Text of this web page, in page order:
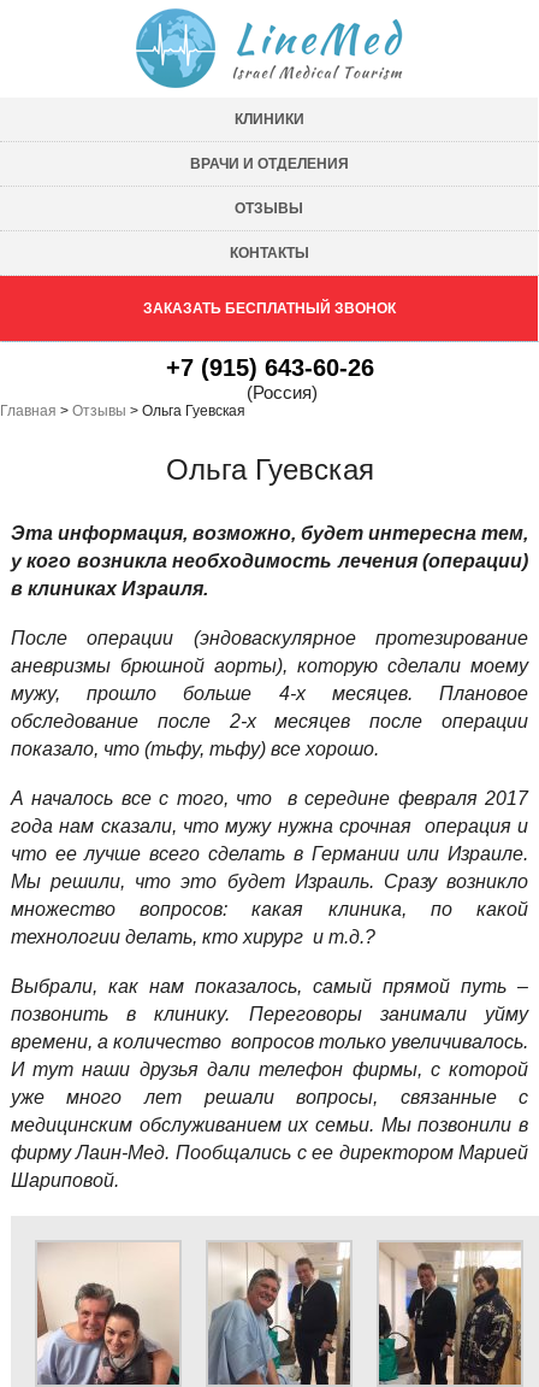
КЛИНИКИ
ВРАЧИ И ОТДЕЛЕНИЯ
ОТЗЫВЫ
КОНТАКТЫ
ЗАКАЗАТЬ БЕСПЛАТНЫЙ ЗВОНОК
+7 (915) 643-60-26
(Россия)
Главная > Отзывы > Ольга Гуевская
Ольга Гуевская
Эта информация, возможно, будет интересна тем,
у кого возникла необходимость лечения (операции)
в клиниках Израиля.
После операции (эндоваскулярное протезирование
аневризмы брюшной аорты), которую сделали моему
мужу, прошло больше 4-х месяцев. Плановое
обследование после 2-х месяцев после операции
показало, что (тьфу, тьфу) все хорошо.
А началось все с того, что в середине февраля 2017
года нам сказали, что мужу нужна срочная операция и
что ее лучше всего сделать в Германии или Израиле.
Мы решили, что это будет Израиль. Сразу возникло
множество вопросов: какая клиника, по какой
технологии делать, кто хирург и т.д.?
Выбрали, как нам показалось, самый прямой путь –
позвонить в клинику. Переговоры занимали уйму
времени, а количество вопросов только увеличивалось.
И тут наши друзья дали телефон фирмы, с которой
уже много лет решали вопросы, связанные с
медицинским обслуживанием их семьи. Мы позвонили в
фирму Лаин-Мед. Пообщались с ее директором Марией
Шариповой.